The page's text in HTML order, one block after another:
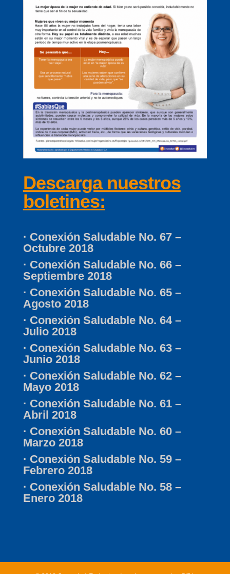
Descarga nuestros
boletines:
· Conexión Saludable No. 67 –
Octubre 2018
· Conexión Saludable No. 66 –
Septiembre 2018
· Conexión Saludable No. 65 –
Agosto 2018
· Conexión Saludable No. 64 –
Julio 2018
· Conexión Saludable No. 63 –
Junio 2018
· Conexión Saludable No. 62 –
Mayo 2018
· Conexión Saludable No. 61 –
Abril 2018
· Conexión Saludable No. 60 –
Marzo 2018
· Conexión Saludable No. 59 –
Febrero 2018
· Conexión Saludable No. 58 –
Enero 2018